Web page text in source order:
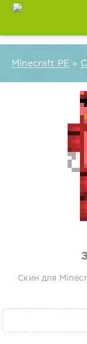
Minecraft PE »
Скин для